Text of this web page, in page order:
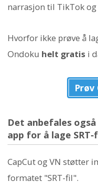
narrasjon til TikTok
Hvorfor ikke prøve å
Ondoku helt gratis i
Prøv
Det anbefales
app for å lage
CapCut og VN støtter
formatet "SRT-fil".